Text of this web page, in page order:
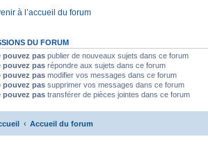
à l’accueil du forum
DU FORUM
pouvez pas publier de nouveaux sujets dans ce forum
pouvez pas répondre aux sujets dans ce forum
pouvez pas modifier vos messages dans ce forum
pouvez pas supprimer vos messages dans ce forum
pouvez pas transférer de pièces jointes dans ce forum
Accueil du forum